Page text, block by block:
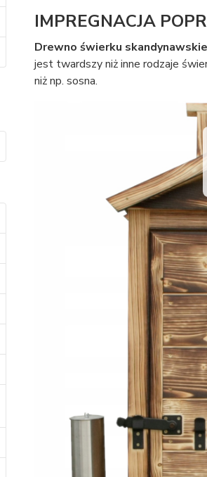
IMPREGNACJA
Drewno świerku
jest twardszy niż inne rodzaje
niż np. sosna.